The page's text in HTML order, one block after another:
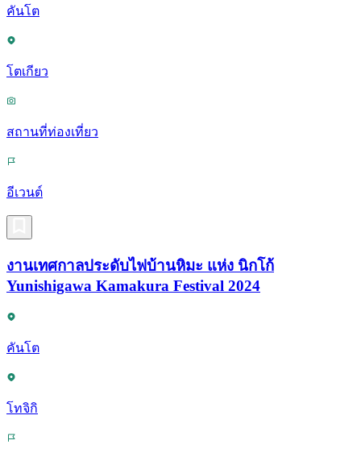
คันโต
โตเกียว
สถานที่ท่องเที่ยว
อีเวนต์
งานเทศกาลประดับไฟบ้านหิมะ แห่ง นิกโก้
Yunishigawa Kamakura Festival 2024
คันโต
โทจิกิ